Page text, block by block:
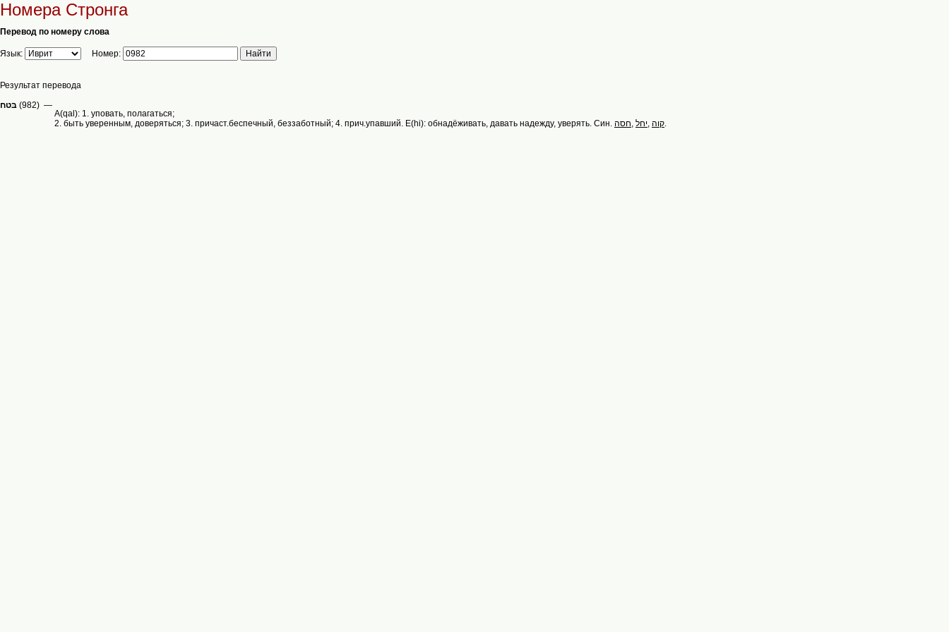
Номера Стронга
Перевод по номеру слова
Язык: Номер:
Результат перевода
(982) —
A(qal): 1. уповать, полагаться;
2. быть уверенным, доверяться; 3. причаст.беспечный, беззаботный; 4. прич.упавший. E(hi): обнадёживать, давать надежду, уверять. Син.
, , .